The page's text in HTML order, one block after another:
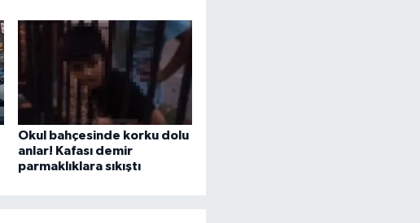
Okul bahçesinde korku dolu
anlar! Kafası demir
parmaklıklara sıkıştı